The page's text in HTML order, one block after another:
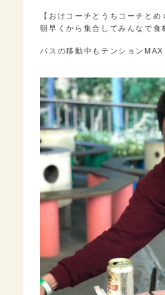
【おけコーチとうちコーチと
朝早くから集合してみんなで食
バスの移動中もテンションMAX